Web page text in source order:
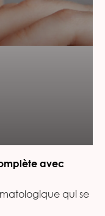
avec
qui se